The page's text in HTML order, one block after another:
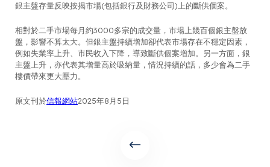
銀主盤存量反映按揭市場(包括銀行及財務公司)上的斷供個案。
相對於二手市場每月約3000多宗的成交量，市場上幾百個銀主盤放
盤，影響不算太大。但銀主盤持續增加卻代表市場存在不穩定因素，
例如失業率上升、市民收入下降，導致斷供個案增加。另一方面，銀
主盤上升，亦代表其增量高於吸納量，情況持續的話，多少會為二手
樓價帶來更大壓力。
原文刊於信報網站2025年8月5日